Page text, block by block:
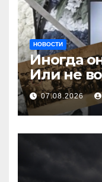
НОВОСТИ
Иногда
Или не
07.08.2026